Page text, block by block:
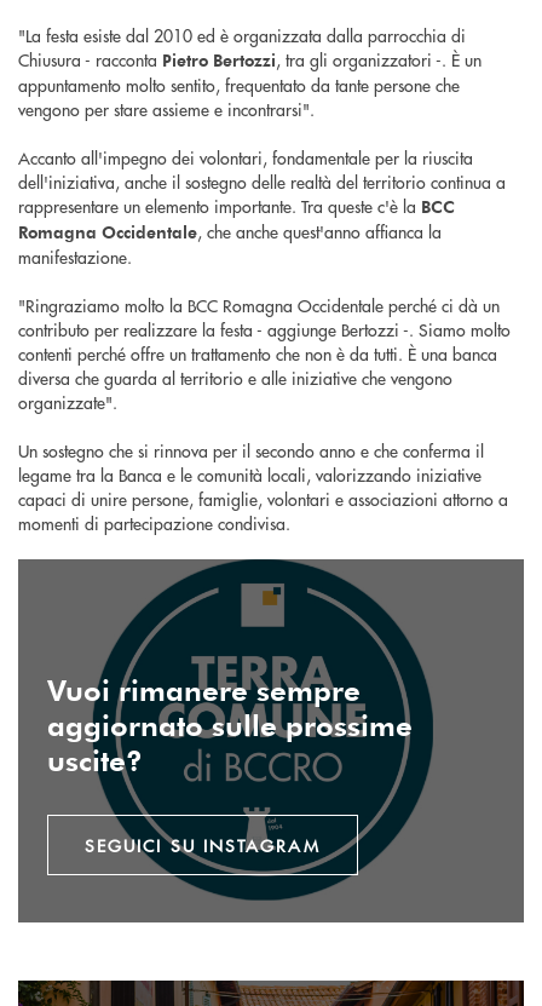
"La festa esiste dal 2010 ed è organizzata dalla parrocchia di
Chiusura - racconta Pietro Bertozzi, tra gli organizzatori -. È un
appuntamento molto sentito, frequentato da tante persone che
vengono per stare assieme e incontrarsi".
Accanto all'impegno dei volontari, fondamentale per la riuscita
dell'iniziativa, anche il sostegno delle realtà del territorio continua a
rappresentare un elemento importante. Tra queste c'è la BCC
Romagna Occidentale, che anche quest'anno affianca la
manifestazione.
"Ringraziamo molto la BCC Romagna Occidentale perché ci dà un
contributo per realizzare la festa - aggiunge Bertozzi -. Siamo molto
contenti perché offre un trattamento che non è da tutti. È una banca
diversa che guarda al territorio e alle iniziative che vengono
organizzate".
Un sostegno che si rinnova per il secondo anno e che conferma il
legame tra la Banca e le comunità locali, valorizzando iniziative
capaci di unire persone, famiglie, volontari e associazioni attorno a
momenti di partecipazione condivisa.
SEGUICI SU INSTAGRAM
Vuoi rimanere sempre
aggiornato sulle prossime
uscite?
SEGUICI SU INSTAGRAM
INVIA EMAIL